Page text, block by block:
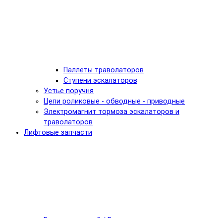
Паллеты траволаторов
Ступени эскалаторов
Устье поручня
Цепи роликовые - обводные - приводные
Электромагнит тормоза эскалаторов и
траволаторов
Лифтовые запчасти